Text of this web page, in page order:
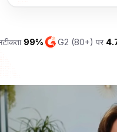
99% G2 (80+) पर